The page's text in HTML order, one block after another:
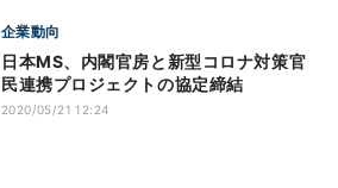
企業動向
日本MS、内閣官房と新型コロナ対策官
民連携プロジェクトの協定締結
2020/05/21 12:24